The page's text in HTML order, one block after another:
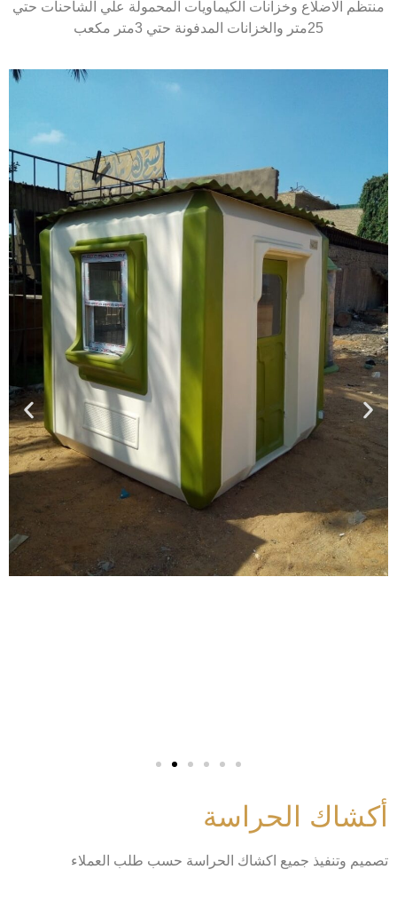
منتظم الاضلاع وخزانات الكيماويات المحمولة علي الشاحنات حتي
25متر والخزانات المدفونة حتي 3متر مكعب
أكشاك الحراسة
تصميم وتنفيذ جميع اكشاك الحراسة حسب طلب العملاء